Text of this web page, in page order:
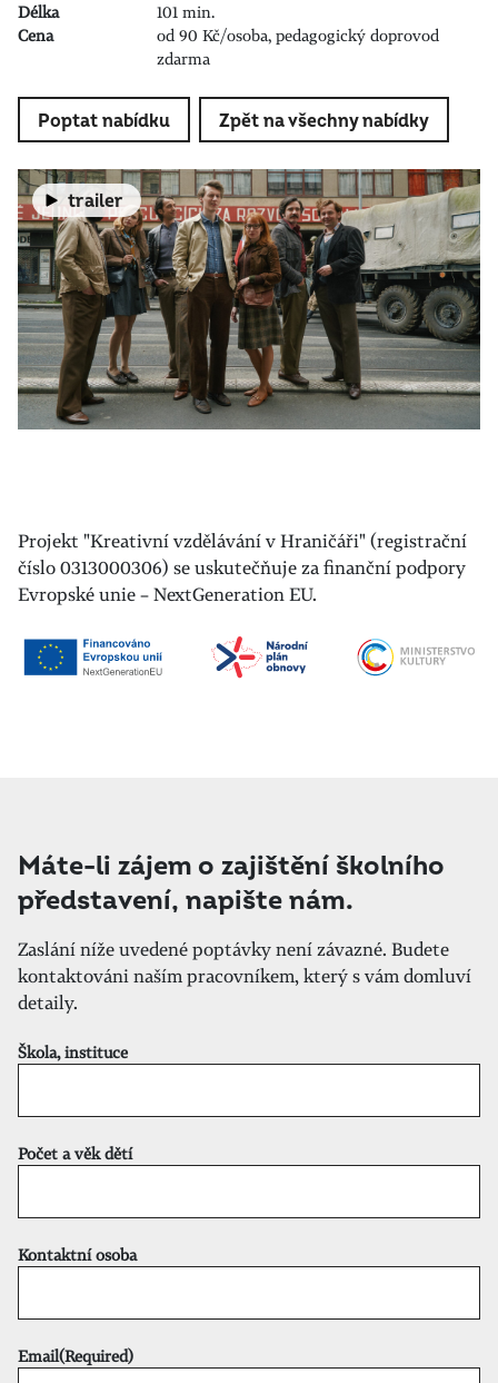
Délka
101 min.
Cena
od 90 Kč/osoba, pedagogický doprovod
zdarma
Poptat nabídku Zpět na všechny nabídky
trailer
Projekt "Kreativní vzdělávání v Hraničáři" (registrační
číslo 0313000306) se uskutečňuje za finanční podpory
Evropské unie – NextGeneration EU.
Máte-li zájem o zajištění školního
představení, napište nám.
Zaslání níže uvedené poptávky není závazné. Budete
kontaktováni naším pracovníkem, který s vám domluví
detaily.
Škola, instituce
Počet a věk dětí
Kontaktní osoba
Email(Required)